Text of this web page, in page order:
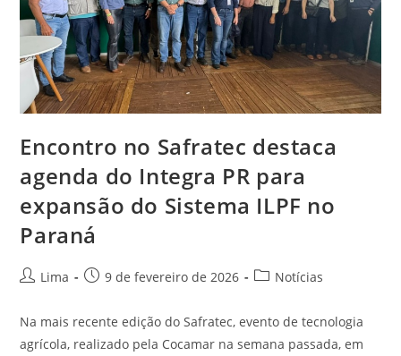
Encontro no Safratec destaca
agenda do Integra PR para
expansão do Sistema ILPF no
Paraná
Lima 9 de fevereiro de 2026 Notícias
Na mais recente edição do Safratec, evento de tecnologia
agrícola, realizado pela Cocamar na semana passada, em